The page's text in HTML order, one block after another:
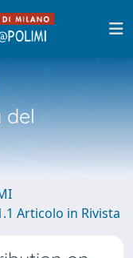
del
Articolo in Rivista